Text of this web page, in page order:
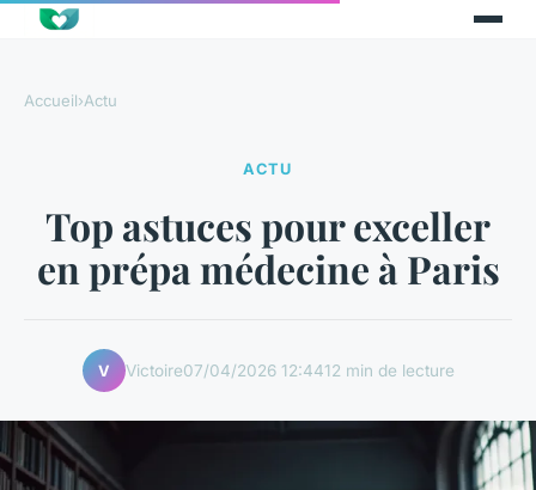
Accueil›Actu
ACTU
Top astuces pour exceller
en prépa médecine à Paris
V Victoire07/04/2026 12:4412 min de lecture